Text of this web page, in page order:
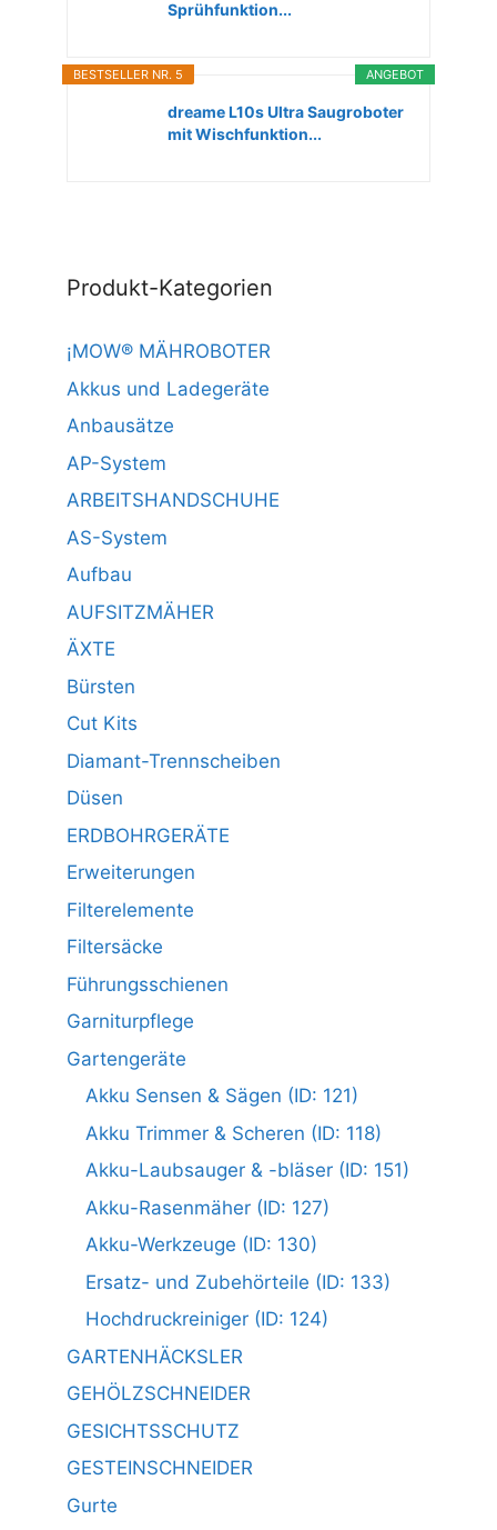
Sprühfunktion...
ANGEBOT
BESTSELLER NR. 5
dreame L10s Ultra Saugroboter
mit Wischfunktion...
Produkt-Kategorien
¡MOW® MÄHROBOTER
Akkus und Ladegeräte
Anbausätze
AP-System
ARBEITSHANDSCHUHE
AS-System
Aufbau
AUFSITZMÄHER
ÄXTE
Bürsten
Cut Kits
Diamant-Trennscheiben
Düsen
ERDBOHRGERÄTE
Erweiterungen
Filterelemente
Filtersäcke
Führungsschienen
Garniturpflege
Gartengeräte
Akku Sensen & Sägen (ID: 121)
Akku Trimmer & Scheren (ID: 118)
Akku-Laubsauger & -bläser (ID: 151)
Akku-Rasenmäher (ID: 127)
Akku-Werkzeuge (ID: 130)
Ersatz- und Zubehörteile (ID: 133)
Hochdruckreiniger (ID: 124)
GARTENHÄCKSLER
GEHÖLZSCHNEIDER
GESICHTSSCHUTZ
GESTEINSCHNEIDER
Gurte